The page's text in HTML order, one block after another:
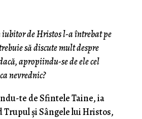
de Hristos l-a întrebat pe
să discute mult despre
apropiindu-se de ele cel
nevrednic?
te de Sfintele Taine, ia
şi Sângele lui Hristos,